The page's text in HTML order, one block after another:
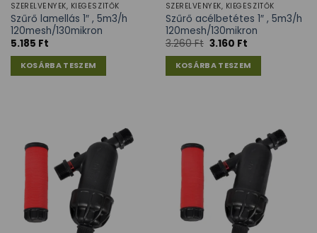
SZERELVÉNYEK, KIEGÉSZÍTŐK
Szűrő lamellás 1″ , 5m3/h
120mesh/130mikron
5.185 Ft
KOSÁRBA TESZEM
SZERELVÉNYEK, KIEGÉSZÍTŐK
Szűrő acélbetétes 1″ , 5m3/h
120mesh/130mikron
3.260Ft 3.160 Ft
KOSÁRBA TESZEM